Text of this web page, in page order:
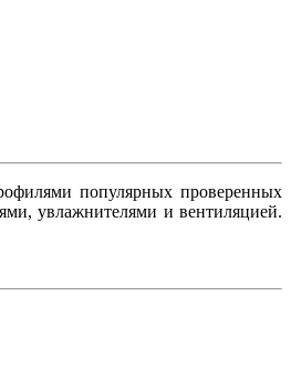
популярных проверенных
увлажнителями и вентиляцией.